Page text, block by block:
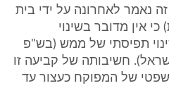
זה נאמר לאחרונה על ידי בית
אין מדובר בשינוי
תפיסתי של ממש (בש"פ
ישראל). חשיבותה של קביעה זו
של המפוקח כעצור עד